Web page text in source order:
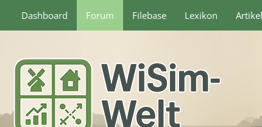
Dashboard Forum Filebase Lexikon Artikel